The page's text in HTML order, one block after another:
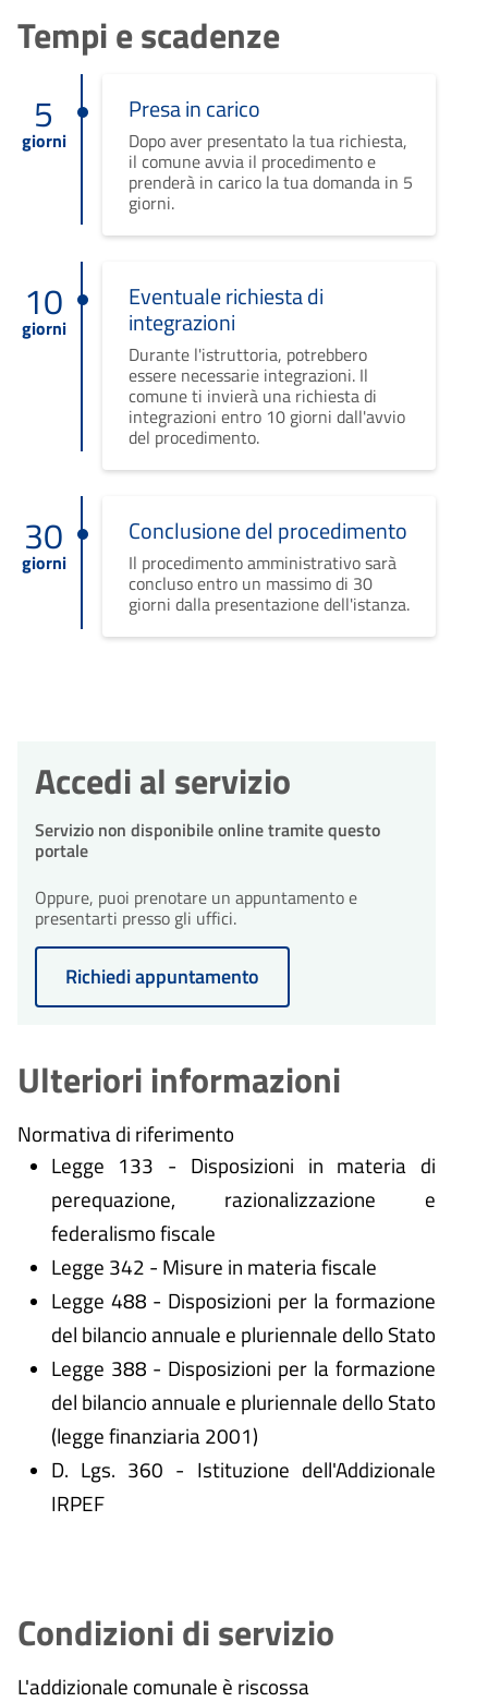
Tempi e scadenze
5
giorni
Presa in carico
Dopo aver presentato la tua richiesta,
il comune avvia il procedimento e
prenderà in carico la tua domanda in 5
giorni.
10
giorni
Eventuale richiesta di
integrazioni
Durante l'istruttoria, potrebbero
essere necessarie integrazioni. Il
comune ti invierà una richiesta di
integrazioni entro 10 giorni dall'avvio
del procedimento.
30
giorni
Conclusione del procedimento
Il procedimento amministrativo sarà
concluso entro un massimo di 30
giorni dalla presentazione dell'istanza.
Accedi al servizio
Servizio non disponibile online tramite questo
portale
Oppure, puoi prenotare un appuntamento e
presentarti presso gli uffici.
Richiedi appuntamento
Ulteriori informazioni
Normativa di riferimento
Legge 133 - Disposizioni in materia di
perequazione, razionalizzazione e
federalismo fiscale
Legge 342 - Misure in materia fiscale
Legge 488 - Disposizioni per la formazione
del bilancio annuale e pluriennale dello Stato
Legge 388 - Disposizioni per la formazione
del bilancio annuale e pluriennale dello Stato
(legge finanziaria 2001)
D. Lgs. 360 - Istituzione dell'Addizionale
IRPEF
Condizioni di servizio
L'addizionale comunale è riscossa